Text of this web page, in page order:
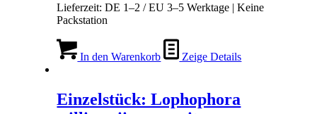
Lieferzeit:DE 1–2 / EU 3–5 Werktage | Keine
Packstation
In den Warenkorb Zeige Details
Einzelstück: Lophophora